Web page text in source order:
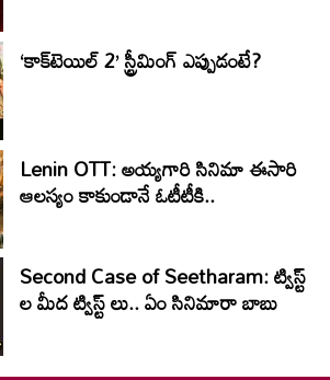
‘కాక్‌టెయిల్‌ 2’ స్ట్రీమింగ్‌ ఎప్పుడంటే?
Lenin OTT: అయ్యగారి సినిమా ఈసారి
ఆలస్యం కాకుండానే ఓటీటీకి..
Second Case of Seetharam: ట్విస్ట్
ల మీద ట్విస్ట్ లు.. ఏం సినిమారా బాబు